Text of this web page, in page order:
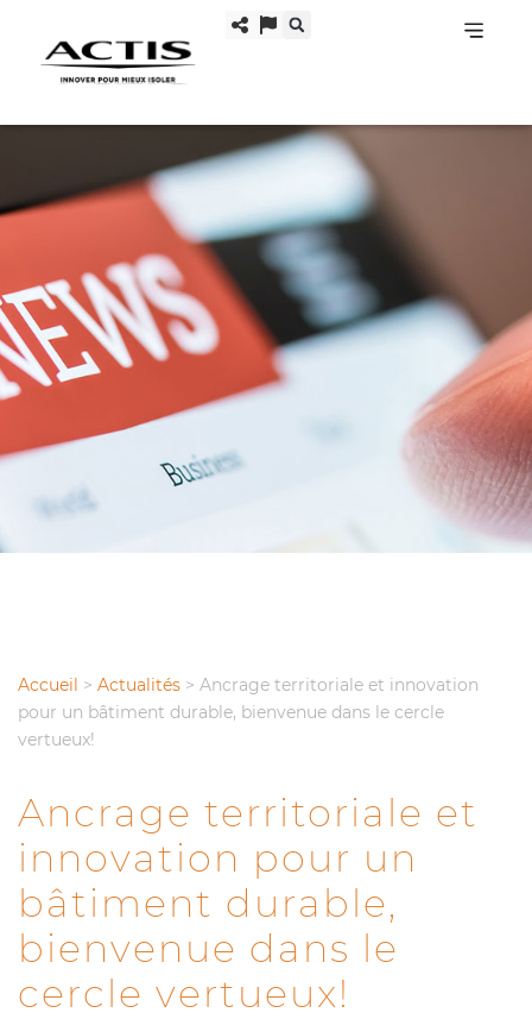
Accueil > Actualités > Ancrage territoriale et innovation
pour un bâtiment durable, bienvenue dans le cercle
vertueux!
Ancrage territoriale et
innovation pour un
bâtiment durable,
bienvenue dans le
cercle vertueux!